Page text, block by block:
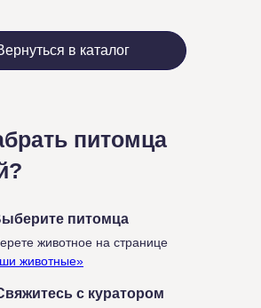
в каталог
питомца
питомца
животное на странице
животные»
с куратором